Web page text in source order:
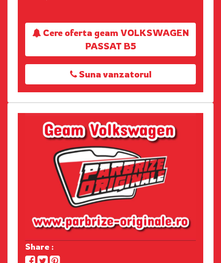
Cere oferta geam VOLKSWAGEN
PASSAT B5
Suna vanzatorul
Share :